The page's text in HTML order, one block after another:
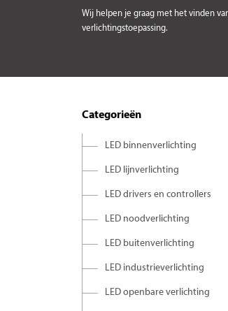
Wij helpen je graag met het vinden
verlichtingstoepassing.
Categorieën
LED binnenverlichting
LED lijnverlichting
LED drivers en controllers
LED noodverlichting
LED buitenverlichting
LED industrieverlichting
LED openbare verlichting